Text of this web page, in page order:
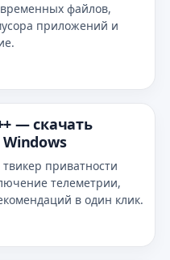
файлов,
приложений и
— скачать
приватности
телеметрии,
в один клик.